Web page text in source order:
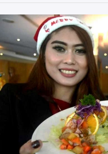
Info
Unik
Wow
Njajan Network